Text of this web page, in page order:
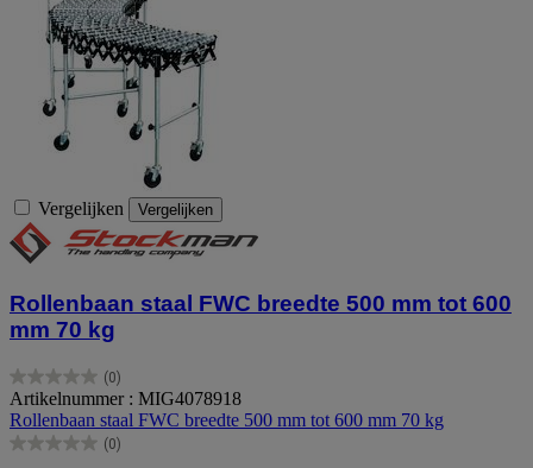
Vergelijken Vergelijken
Rollenbaan staal FWC breedte 500 mm tot 600
mm 70 kg
(0)
0.0
van
de
5
Artikelnummer : MIG4078918
Rollenbaan staal FWC breedte 500 mm tot 600 mm 70 kg
(0)
0.0